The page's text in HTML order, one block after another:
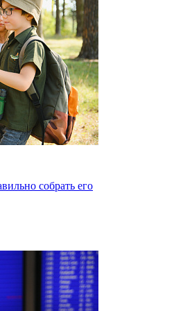
собрать его